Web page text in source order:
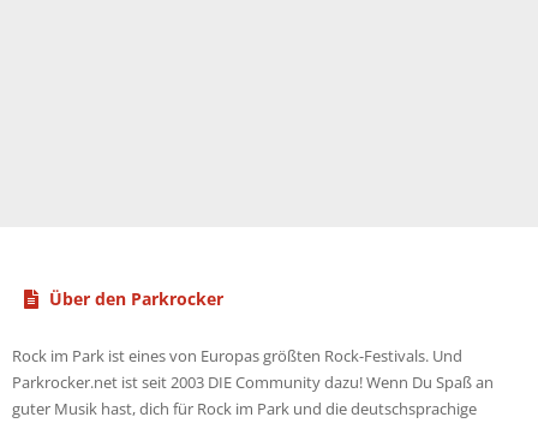
Über den Parkrocker
Rock im Park ist eines von Europas größten Rock-Festivals. Und
Parkrocker.net ist seit 2003 DIE Community dazu! Wenn Du Spaß an
guter Musik hast, dich für Rock im Park und die deutschsprachige